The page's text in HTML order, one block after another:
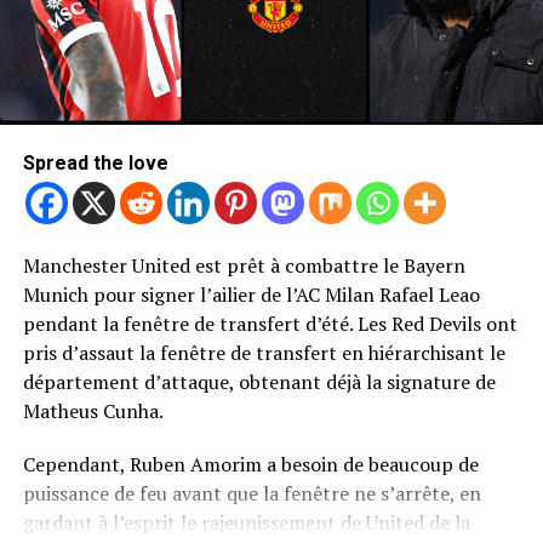
Photo de Mark Leech / Offside / Offside via Getty Images
Newcastle United Retour de Bryan
Mbeumo
décision de signer MBEUMO.
Le rapport télégraphique selon lequel Newcastle United
Spread the love
Manchester United est prêt à combattre le Bayern
Munich pour signer l’ailier de l’AC Milan Rafael Leao
pendant la fenêtre de transfert d’été. Les Red Devils ont
pris d’assaut la fenêtre de transfert en hiérarchisant le
département d’attaque, obtenant déjà la signature de
Matheus Cunha.
Cependant, Ruben Amorim a besoin de beaucoup de
puissance de feu avant que la fenêtre ne s’arrête, en
gardant à l’esprit le rajeunissement de United de la